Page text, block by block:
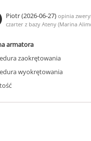
Piotr (2026-06-27) opinia
czarter z bazy Ateny (Marina
armatora
zaokrętowania
wyokrętowania